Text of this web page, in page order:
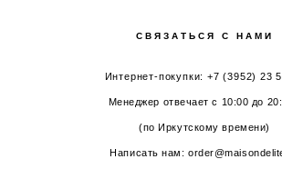
СВЯЗАТЬСЯ С НАМИ
Интернет-покупки: +7 (3952) 23
Менеджер отвечает с 10:00 до
(по Иркутскому времени)
Написать нам: